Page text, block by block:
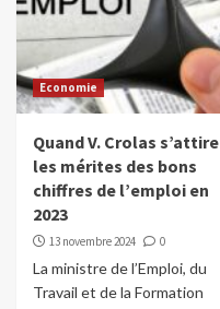
Economie
Quand V. Crolas s’attire
les mérites des bons
chiffres de l’emploi en
2023
13 novembre 2024 0
La ministre de l’Emploi, du
Travail et de la Formation